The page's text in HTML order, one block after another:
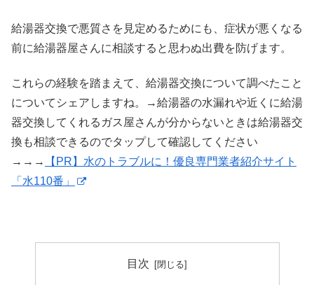
給湯器交換で悪質さを見定めるためにも、症状が悪くなる
前に給湯器屋さんに相談すると思わぬ出費を防げます。
これらの経験を踏まえて、給湯器交換について調べたこと
についてシェアしますね。→給湯器の水漏れや近くに給湯
器交換してくれるガス屋さんが分からないときは給湯器交
換も相談できるのでタップして確認してください
→→→
【PR】水のトラブルに！優良専門業者紹介サイト
「水110番」
目次